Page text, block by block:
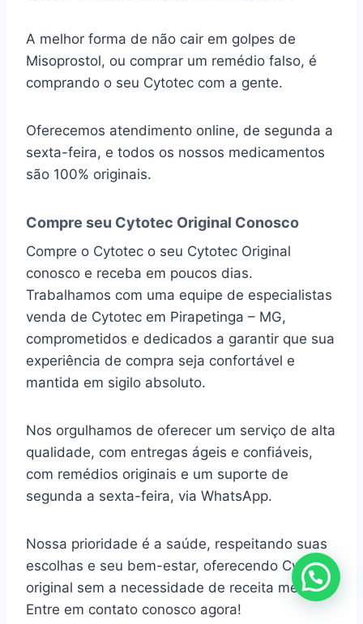
A melhor forma de não cair em golpes de
Misoprostol, ou comprar um remédio falso, é
comprando o seu Cytotec com a gente.
Oferecemos atendimento online, de segunda a
sexta-feira, e todos os nossos medicamentos
são 100% originais.
Compre seu Cytotec Original Conosco
Compre o Cytotec o seu Cytotec Original
conosco e receba em poucos dias.
Trabalhamos com uma equipe de especialistas
venda de Cytotec em Pirapetinga – MG,
comprometidos e dedicados a garantir que sua
experiência de compra seja confortável e
mantida em sigilo absoluto.
Nos orgulhamos de oferecer um serviço de alta
qualidade, com entregas ágeis e confiáveis,
com remédios originais e um suporte de
segunda a sexta-feira, via WhatsApp.
Nossa prioridade é a saúde, respeitando suas
escolhas e seu bem-estar, oferecendo Cytotec
original sem a necessidade de receita médica.
Entre em contato conosco agora!